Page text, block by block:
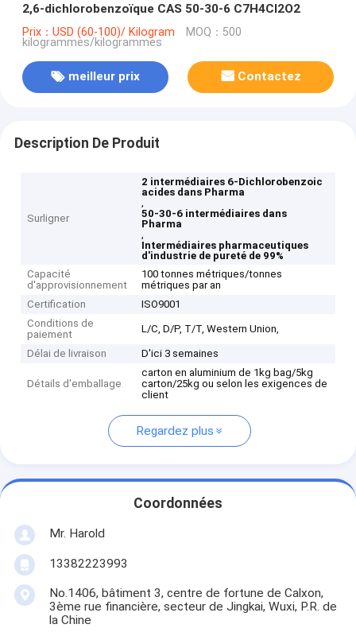
2,6-dichlorobenzoïque CAS 50-30-6 C7H4Cl2O2
Prix：USD (60-100)/ Kilogram MOQ：500
kilogrammes/kilogrammes
meilleur prix Contactez
Description De Produit
Surligner
2 intermédiaires 6-Dichlorobenzoic
acides dans Pharma
,
50-30-6 intermédiaires dans
Pharma
,
Intermédiaires pharmaceutiques
d'industrie de pureté de 99%
Capacité
d'approvisionnement
100 tonnes métriques/tonnes
métriques par an
Certification
ISO9001
Conditions de
paiement
L/C, D/P, T/T, Western Union,
Délai de livraison D'ici 3 semaines
Détails d'emballage
carton en aluminium de 1kg bag/5kg
carton/25kg ou selon les exigences de
client
Regardez plus
Coordonnées
Mr. Harold
13382223993
No.1406, bâtiment 3, centre de fortune de Calxon,
3ème rue financière, secteur de Jingkai, Wuxi, P.R. de
la Chine